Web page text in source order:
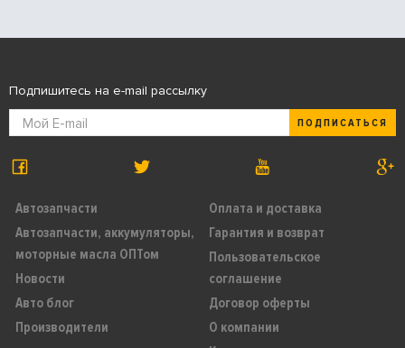
Автозапчасти
Автозапчасти, аккумуляторы,
моторные масла ОПТом
Новости
Авто блог
Производители
Оплата и доставка
Гарантия и возврат
Пользовательское
соглашение
Договор оферты
О компании
Подпишитесь на e-mail рассылку
ПОДПИСАТЬСЯ